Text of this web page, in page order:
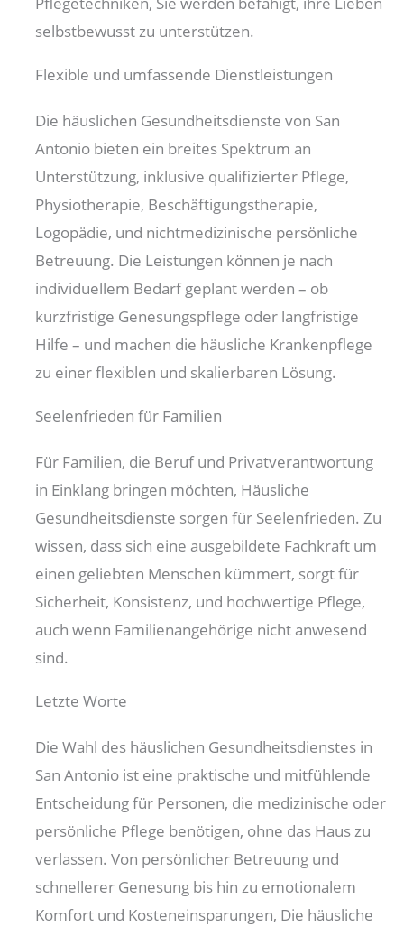
selbstbewusst zu unterstützen.
Flexible und umfassende Dienstleistungen
Die häuslichen Gesundheitsdienste von San
Antonio bieten ein breites Spektrum an
Unterstützung, inklusive qualifizierter Pflege,
Physiotherapie, Beschäftigungstherapie,
Logopädie, und nichtmedizinische persönliche
Betreuung. Die Leistungen können je nach
individuellem Bedarf geplant werden – ob
kurzfristige Genesungspflege oder langfristige
Hilfe – und machen die häusliche Krankenpflege
zu einer flexiblen und skalierbaren Lösung.
Seelenfrieden für Familien
Für Familien, die Beruf und Privatverantwortung
in Einklang bringen möchten, Häusliche
Gesundheitsdienste sorgen für Seelenfrieden. Zu
wissen, dass sich eine ausgebildete Fachkraft um
einen geliebten Menschen kümmert, sorgt für
Sicherheit, Konsistenz, und hochwertige Pflege,
auch wenn Familienangehörige nicht anwesend
sind.
Letzte Worte
Die Wahl des häuslichen Gesundheitsdienstes in
San Antonio ist eine praktische und mitfühlende
Entscheidung für Personen, die medizinische oder
persönliche Pflege benötigen, ohne das Haus zu
verlassen. Von persönlicher Betreuung und
schnellerer Genesung bis hin zu emotionalem
Komfort und Kosteneinsparungen, Die häusliche